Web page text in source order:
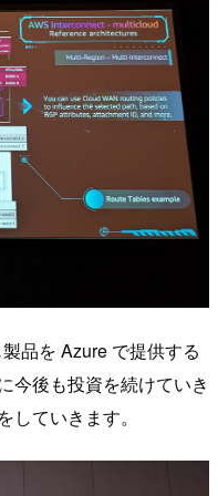
品を Azure で提供する
今後も投資を続けていき
ていきます。